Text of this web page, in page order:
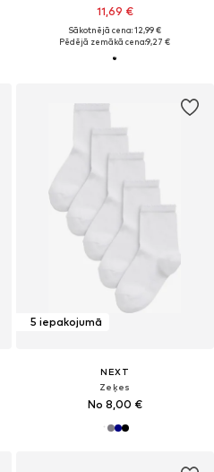
11,69 €
Sākotnējā cena: 12,99 €
Pēdējā zemākā cena:9,27 €
5 iepakojumā
NEXT
Zeķes
No 8,00 €